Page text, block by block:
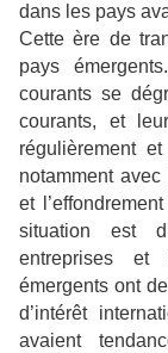
dans les pays
Cette ère de
pays
courants se
courants, et
régulièrement
notamment
et
situation est
entreprises et
émergents ont
d’intérêt
avaient